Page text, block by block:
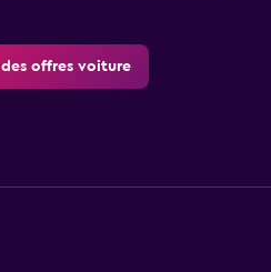
des offres voiture